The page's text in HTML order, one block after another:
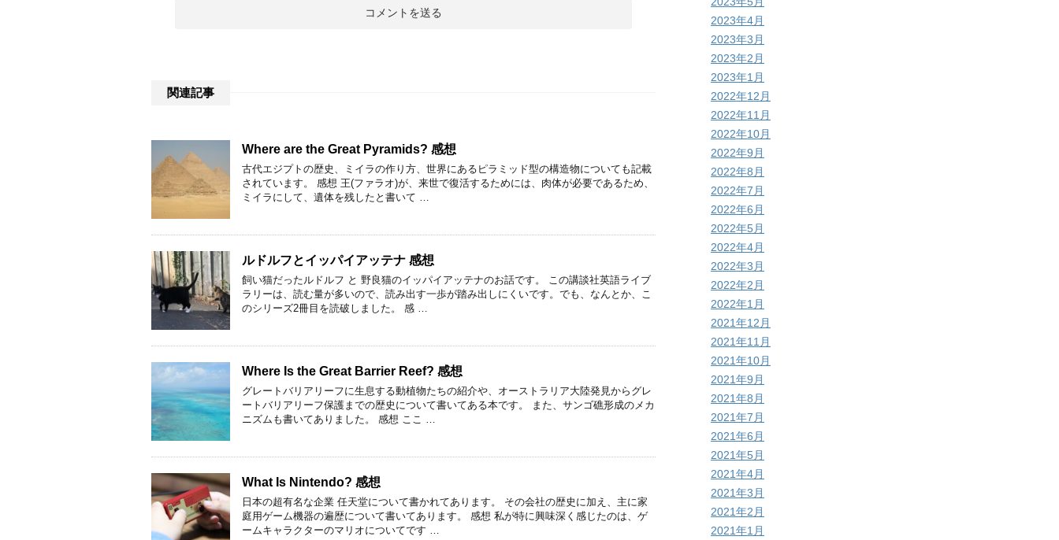
関連記事
Where are the Great Pyramids? 感想
古代エジプトの歴史、ミイラの作り方、世界にあるピラミッド型の構造物についても記載
されています。 感想 王(ファラオ)が、来世で復活するためには、肉体が必要であるため、
ミイラにして、遺体を残したと書いて …
ルドルフとイッパイアッテナ 感想
飼い猫だったルドルフ と 野良猫のイッパイアッテナのお話です。 この講談社英語ライブ
ラリーは、読む量が多いので、読み出す一歩が踏み出しにくいです。でも、なんとか、こ
のシリーズ2冊目を読破しました。 感 …
Where Is the Great Barrier Reef? 感想
グレートバリアリーフに生息する動植物たちの紹介や、オーストラリア大陸発見からグレ
ートバリアリーフ保護までの歴史について書いてある本です。 また、サンゴ礁形成のメカ
ニズムも書いてありました。 感想 ここ …
What Is Nintendo? 感想
日本の超有名な企業 任天堂について書かれてあります。 その会社の歴史に加え、主に家
庭用ゲーム機器の遍歴について書いてあります。 感想 私が特に興味深く感じたのは、ゲ
ームキャラクターのマリオについてです …
2023年4月
2023年3月
2023年2月
2023年1月
2022年12月
2022年11月
2022年10月
2022年9月
2022年8月
2022年7月
2022年6月
2022年5月
2022年4月
2022年3月
2022年2月
2022年1月
2021年12月
2021年11月
2021年10月
2021年9月
2021年8月
2021年7月
2021年6月
2021年5月
2021年4月
2021年3月
2021年2月
2021年1月